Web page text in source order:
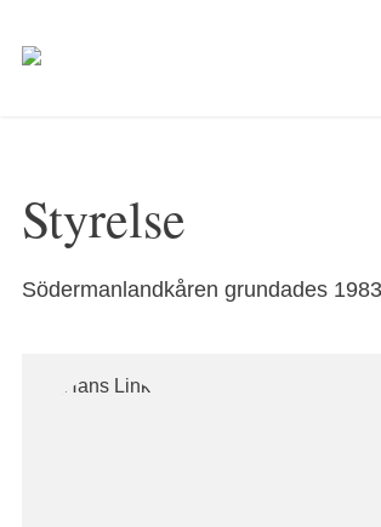
Styrelse
Södermanlandkåren grundades 1983